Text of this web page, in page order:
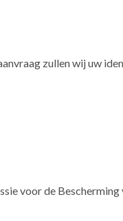
zullen wij uw
voor de